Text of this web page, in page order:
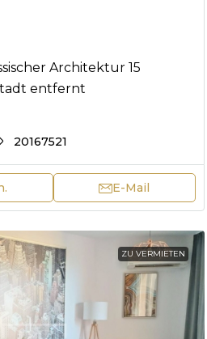
Architektur 15
entfernt
20167521
an. E-Mail
ZU VERMIETEN